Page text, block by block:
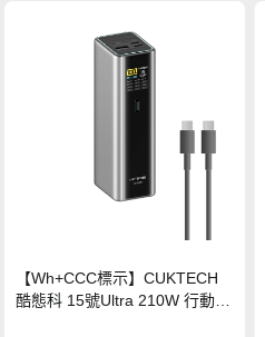
【Wh+CCC標示】CUKTECH
酷態科 15號Ultra 210W 行動電